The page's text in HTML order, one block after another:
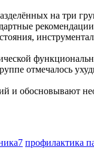
на три
отмечалось
и обосновывают
7 профилактика